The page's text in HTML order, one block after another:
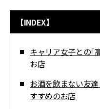
【INDEX】
キャリア女子との「
お店
お酒を飲まない友達
すすめのお店